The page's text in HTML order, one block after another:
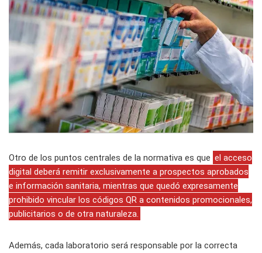
Otro de los puntos centrales de la normativa es que el acceso
digital deberá remitir exclusivamente a prospectos aprobados
e información sanitaria, mientras que quedó expresamente
prohibido vincular los códigos QR a contenidos promocionales,
publicitarios o de otra naturaleza.
Además, cada laboratorio será responsable por la correcta